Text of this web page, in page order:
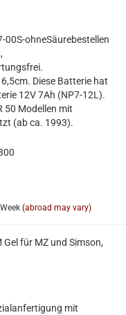
00S-ohneSäurebestellen
Diese Batterie hat
12V 7Ah (NP7-12L).
50 Modellen mit
(ab ca. 1993).
(abroad may vary)
für MZ und Simson,
mit